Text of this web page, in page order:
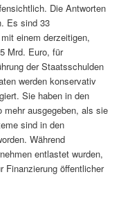
Die Antworten
Es sind 33
einem derzeitigen,
Mrd. Euro, für
der Staatsschulden
werden konservativ
Sie haben in den
mehr ausgegeben, als sie
sind in den
Während
entlastet wurden,
Finanzierung öffentlicher